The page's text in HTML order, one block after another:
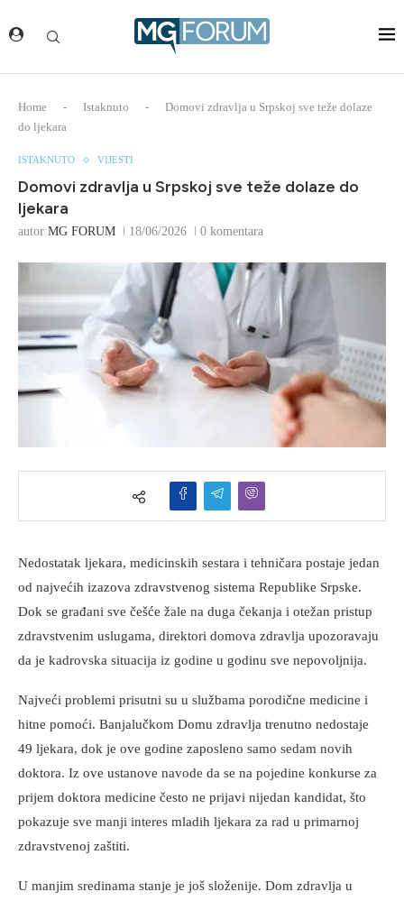
Home - Istaknuto -
Domovi zdravlja u Srpskoj sve teže dolaze
do ljekara
ISTAKNUTO VIJESTI
Domovi zdravlja u Srpskoj sve teže dolaze do
ljekara
autor MG FORUM 18/06/2026 0 komentara
Nedostatak ljekara, medicinskih sestara i tehničara postaje jedan
od najvećih izazova zdravstvenog sistema Republike Srpske.
Dok se građani sve češće žale na duga čekanja i otežan pristup
zdravstvenim uslugama, direktori domova zdravlja upozoravaju
da je kadrovska situacija iz godine u godinu sve nepovoljnija.
Najveći problemi prisutni su u službama porodične medicine i
hitne pomoći. Banjalučkom Domu zdravlja trenutno nedostaje
49 ljekara, dok je ove godine zaposleno samo sedam novih
doktora. Iz ove ustanove navode da se na pojedine konkurse za
prijem doktora medicine često ne prijavi nijedan kandidat, što
pokazuje sve manji interes mladih ljekara za rad u primarnoj
zdravstvenoj zaštiti.
U manjim sredinama stanje je još složenije. Dom zdravlja u